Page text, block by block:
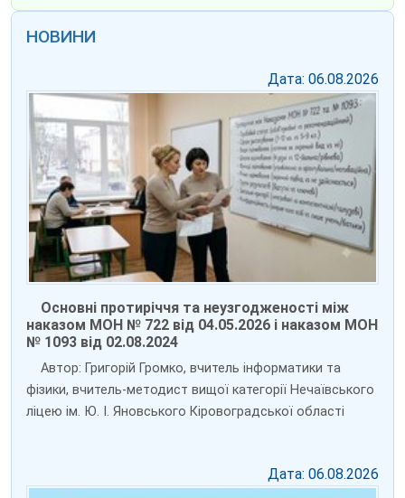
НОВИНИ
Дата: 06.08.2026
Основні протиріччя та неузгодженості між
наказом МОН № 722 від 04.05.2026 і наказом МОН
№ 1093 від 02.08.2024
Автор: Григорій Громко, вчитель інформатики та
фізики, вчитель-методист вищої категорії Нечаївського
ліцею ім. Ю. І. Яновського Кіровоградської області
Дата: 06.08.2026